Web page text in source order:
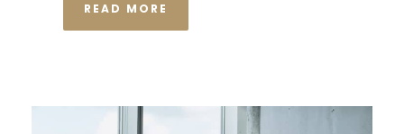
READ MORE